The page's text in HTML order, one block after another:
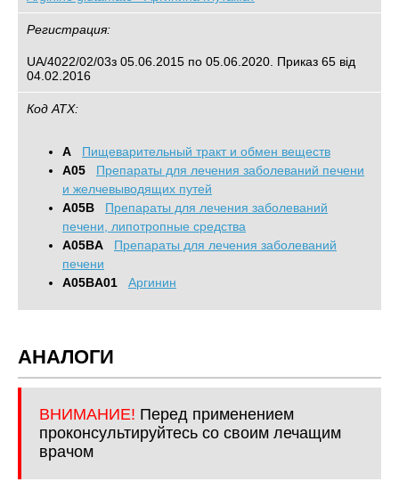
Регистрация:
UA/4022/02/03з 05.06.2015 по 05.06.2020. Приказ 65 від
04.02.2016
Код АТХ:
A
Пищеварительный тракт и обмен веществ
A05
Препараты для лечения заболеваний печени
и желчевыводящих путей
A05B
Препараты для лечения заболеваний
печени, липотропные средства
A05BA
Препараты для лечения заболеваний
печени
A05BA01
Аргинин
АНАЛОГИ
ВНИМАНИЕ! Перед применением
проконсультируйтесь со своим лечащим
врачом